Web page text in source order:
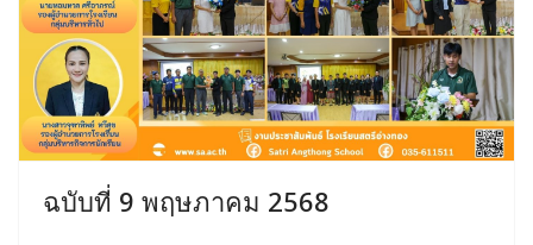
ฉบับที่ 9 พฤษภาคม 2568